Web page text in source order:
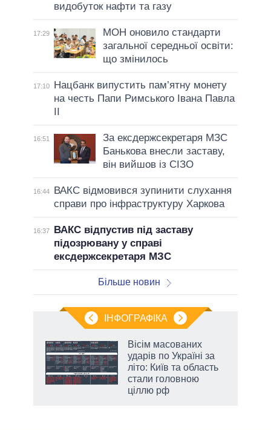
видобуток нафти та газу
17:29
МОН оновило стандарти
загальної середньої освіти:
що змінилось
17:10
Нацбанк випустить пам’ятну монету
на честь Папи Римського Івана Павла
II
16:51
За ексдержсекретаря МЗС
Банькова внесли заставу,
він вийшов із СІЗО
16:44
ВАКС відмовився зупинити слухання
справи про інфраструктуру Харкова
16:37
ВАКС відпустив під заставу
підозрювану у справі
ексдержсекретаря МЗС
Більше новин
ІНФОГРАФІКА
Вісім масованих
ударів по Україні за
літо: Київ та область
стали головною
ціллю рф